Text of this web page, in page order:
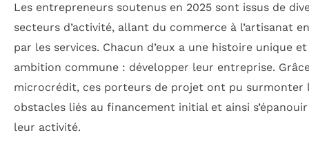
Les entrepreneurs soutenus en 2025 sont issus de
secteurs d’activité, allant du commerce à l’artisanat
par les services. Chacun d’eux a une histoire unique
ambition commune : développer leur entreprise.
microcrédit, ces porteurs de projet ont pu surmonter
obstacles liés au financement initial et ainsi
leur activité.